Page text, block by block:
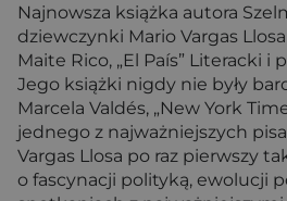
Najnowsza książka autora
dziewczynki Mario Vargas
Maite Rico, „El País” Literacki
Jego książki nigdy nie były
Marcela Valdés, „New York
jednego z najważniejszych
Vargas Llosa po raz pierwszy
o fascynacji polityką, ewolucji